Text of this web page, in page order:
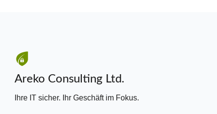
Areko Consulting Ltd.
Ihre IT sicher. Ihr Geschäft im Fokus.